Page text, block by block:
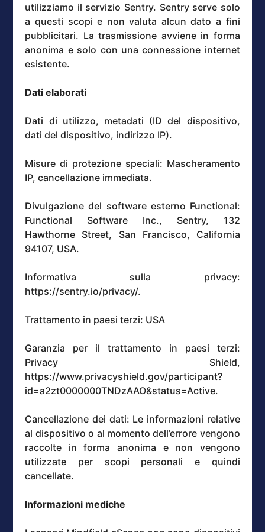
utilizziamo il servizio Sentry. Sentry serve solo
a questi scopi e non valuta alcun dato a fini
pubblicitari. La trasmissione avviene in forma
anonima e solo con una connessione internet
esistente.
Dati elaborati
Dati di utilizzo, metadati (ID del dispositivo,
dati del dispositivo, indirizzo IP).
Misure di protezione speciali: Mascheramento
IP, cancellazione immediata.
Divulgazione del software esterno Functional:
Functional Software Inc., Sentry, 132
Hawthorne Street, San Francisco, California
94107, USA.
Informativa sulla privacy:
https://sentry.io/privacy/.
Trattamento in paesi terzi: USA
Garanzia per il trattamento in paesi terzi:
Privacy Shield,
https://www.privacyshield.gov/participant?
id=a2zt0000000TNDzAAO&status=Active.
Cancellazione dei dati: Le informazioni relative
al dispositivo o al momento dell’errore vengono
raccolte in forma anonima e non vengono
utilizzate per scopi personali e quindi
cancellate.
Informazioni mediche